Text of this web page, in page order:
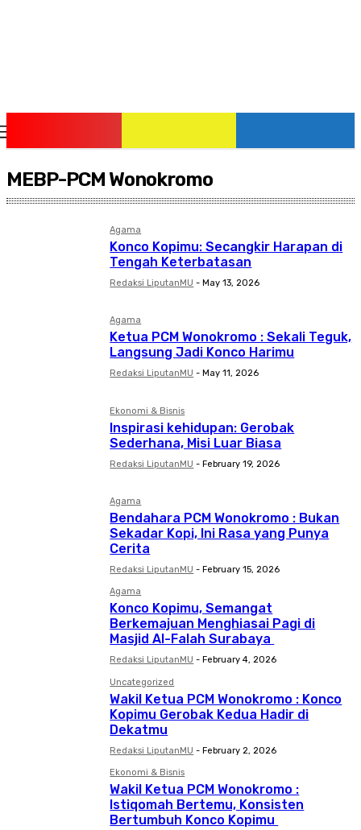
MEBP-PCM Wonokromo
Agama
Konco Kopimu: Secangkir Harapan di
Tengah Keterbatasan
Redaksi LiputanMU - May 13, 2026
Agama
Ketua PCM Wonokromo : Sekali Teguk,
Langsung Jadi Konco Harimu
Redaksi LiputanMU - May 11, 2026
Ekonomi & Bisnis
Inspirasi kehidupan: Gerobak
Sederhana, Misi Luar Biasa
Redaksi LiputanMU - February 19, 2026
Agama
Bendahara PCM Wonokromo : Bukan
Sekadar Kopi, Ini Rasa yang Punya
Cerita
Redaksi LiputanMU - February 15, 2026
Agama
Konco Kopimu, Semangat
Berkemajuan Menghiasai Pagi di
Masjid Al-Falah Surabaya
Redaksi LiputanMU - February 4, 2026
Uncategorized
Wakil Ketua PCM Wonokromo : Konco
Kopimu Gerobak Kedua Hadir di
Dekatmu
Redaksi LiputanMU - February 2, 2026
Ekonomi & Bisnis
Wakil Ketua PCM Wonokromo :
Istiqomah Bertemu, Konsisten
Bertumbuh Konco Kopimu